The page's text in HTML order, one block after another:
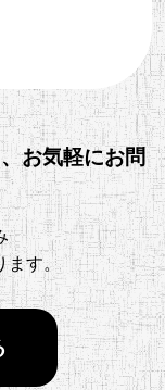
お気軽にお問
ます。